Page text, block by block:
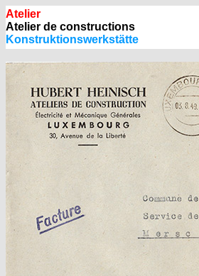
Atelier
Atelier de constructions
Konstruktionswerkstätte